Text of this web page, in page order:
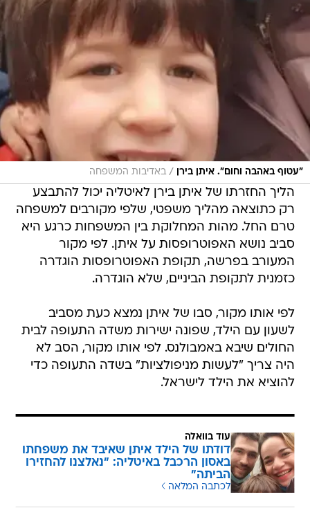
"עטוף באהבה וחום". איתן בירן / באדיבות המשפחה
הליך החזרתו של איתן בירן לאיטליה יכול להתבצע
רק כתוצאה מהליך משפטי, שלפי מקורבים למשפחה
טרם החל. מהות המחלוקת בין המשפחות כרגע היא
סביב נושא האפוטרופסות על איתן. לפי מקור
המעורב בפרשה, תקופת האפוטרופסות הוגדרה
כזמנית לתקופת הביניים, שלא הוגדרה.
לפי אותו מקור, סבו של איתן נמצא כעת מסביב
לשעון עם הילד, שפונה ישירות משדה התעופה לבית
החולים שיבא באמבולנס. לפי אותו מקור, הסב לא
היה צריך "לעשות מניפולציות" בשדה התעופה כדי
להוציא את הילד לישראל.
עוד בוואלה
דודתו של הילד איתן שאיבד את משפחתו
באסון הרכבל באיטליה: "נאלצנו להחזירו
הביתה"
לכתבה המלאה